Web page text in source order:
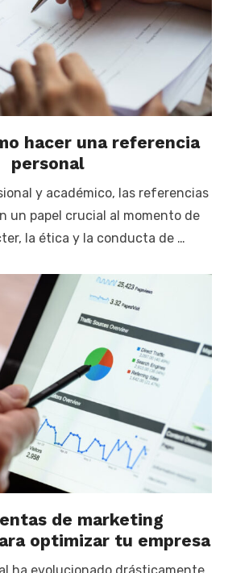
hacer una referencia
personal
y académico, las referencias
un papel crucial al momento de
la ética y la conducta de …
de marketing
optimizar tu empresa